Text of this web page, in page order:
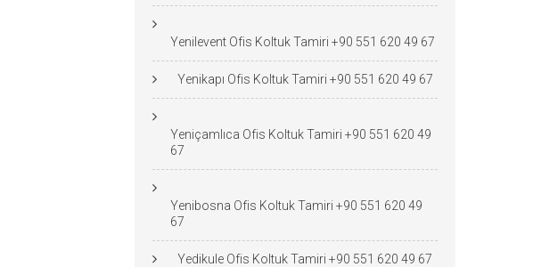
Yenilevent Ofis Koltuk Tamiri +90 551 620 49 67
Yenikapı Ofis Koltuk Tamiri +90 551 620 49 67
Yeniçamlıca Ofis Koltuk Tamiri +90 551 620 49
67
Yenibosna Ofis Koltuk Tamiri +90 551 620 49
67
Yedikule Ofis Koltuk Tamiri +90 551 620 49 67